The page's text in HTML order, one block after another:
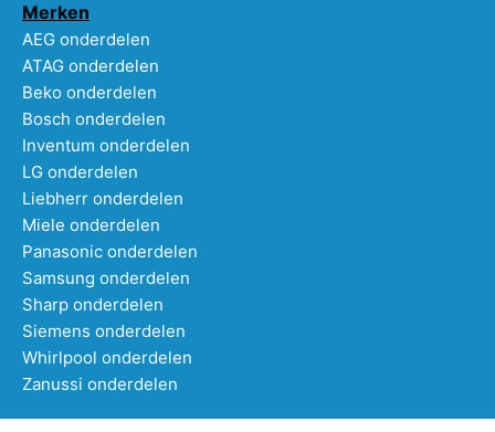
Merken
AEG onderdelen
ATAG onderdelen
Beko onderdelen
Bosch onderdelen
Inventum onderdelen
LG onderdelen
Liebherr onderdelen
Miele onderdelen
Panasonic onderdelen
Samsung onderdelen
Sharp onderdelen
Siemens onderdelen
Whirlpool onderdelen
Zanussi onderdelen